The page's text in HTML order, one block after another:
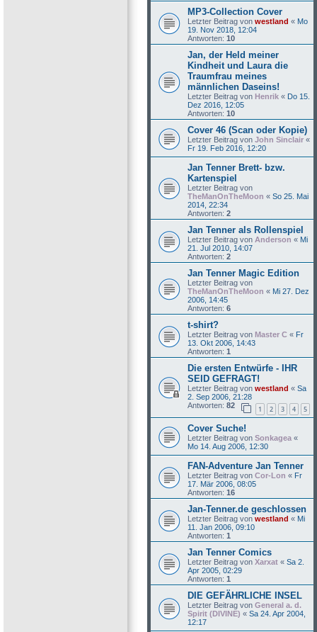
MP3-Collection Cover
Letzter Beitrag von westland « Mo
19. Nov 2018, 12:04
Antworten: 10
Jan, der Held meiner
Kindheit und Laura die
Traumfrau meines
männlichen Daseins!
Letzter Beitrag von Henrik « Do 15.
Dez 2016, 12:05
Antworten: 10
Cover 46 (Scan oder Kopie)
Letzter Beitrag von John Sinclair «
Fr 19. Feb 2016, 12:20
Jan Tenner Brett- bzw.
Kartenspiel
Letzter Beitrag von
TheManOnTheMoon « So 25. Mai
2014, 22:34
Antworten: 2
Jan Tenner als Rollenspiel
Letzter Beitrag von Anderson « Mi
21. Jul 2010, 14:07
Antworten: 2
Jan Tenner Magic Edition
Letzter Beitrag von
TheManOnTheMoon « Mi 27. Dez
2006, 14:45
Antworten: 6
t-shirt?
Letzter Beitrag von Master C « Fr
13. Okt 2006, 14:43
Antworten: 1
Die ersten Entwürfe - IHR
SEID GEFRAGT!
Letzter Beitrag von westland « Sa
2. Sep 2006, 21:28
Antworten: 82 1 2 3 4 5
Cover Suche!
Letzter Beitrag von Sonkagea «
Mo 14. Aug 2006, 12:30
FAN-Adventure Jan Tenner
Letzter Beitrag von Cor-Lon « Fr
17. Mär 2006, 08:05
Antworten: 16
Jan-Tenner.de geschlossen
Letzter Beitrag von westland « Mi
11. Jan 2006, 09:10
Antworten: 1
Jan Tenner Comics
Letzter Beitrag von Xarxat « Sa 2.
Apr 2005, 02:29
Antworten: 1
DIE GEFÄHRLICHE INSEL
Letzter Beitrag von General a. d.
Spirit (DIVINE) « Sa 24. Apr 2004,
12:17